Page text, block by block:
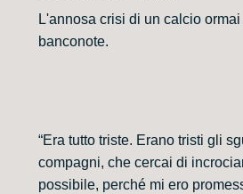
L'annosa crisi di un calcio
banconote.
“Era tutto triste. Erano tristi gli
compagni, che cercai di
possibile, perché mi ero